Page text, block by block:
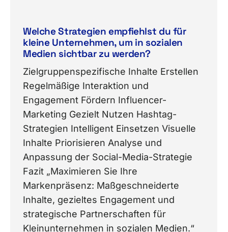
Welche Strategien empfiehlst du für
kleine Unternehmen, um in sozialen
Medien sichtbar zu werden?
Zielgruppenspezifische Inhalte Erstellen
Regelmäßige Interaktion und
Engagement Fördern Influencer-
Marketing Gezielt Nutzen Hashtag-
Strategien Intelligent Einsetzen Visuelle
Inhalte Priorisieren Analyse und
Anpassung der Social-Media-Strategie
Fazit „Maximieren Sie Ihre
Markenpräsenz: Maßgeschneiderte
Inhalte, gezieltes Engagement und
strategische Partnerschaften für
Kleinunternehmen in sozialen Medien.“